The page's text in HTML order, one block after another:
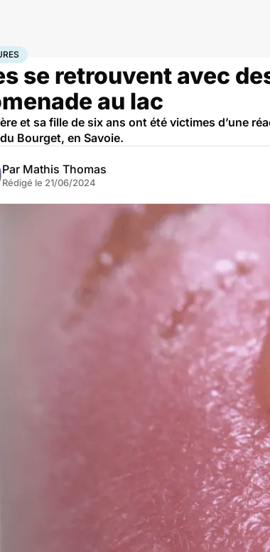
Maladies
se retrouvent avec
au lac
et sa fille de six ans ont été victimes d’une
Bourget, en Savoie.
Par Mathis Thomas
Rédigé le 21/06/2024